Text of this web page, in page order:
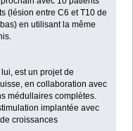
(lésion entre C6 et T10 de
en utilisant la même
est un projet de
en collaboration avec
médullaires complètes.
implantée avec
croissances